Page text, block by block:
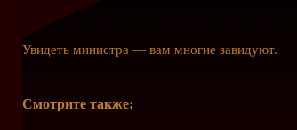
Увидеть министра — вам многие завидуют.
Смотрите также: